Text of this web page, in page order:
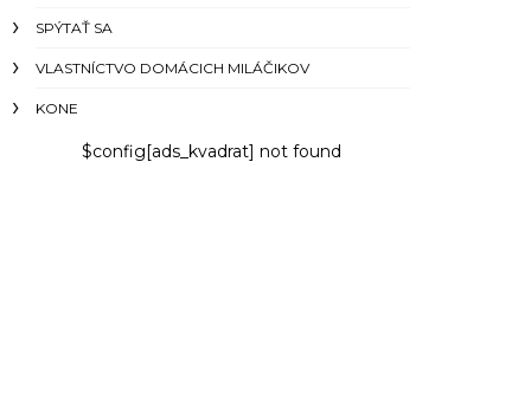
SPÝTAŤ SA
VLASTNÍCTVO DOMÁCICH MILÁČIKOV
KONE
$config[ads_kvadrat] not found